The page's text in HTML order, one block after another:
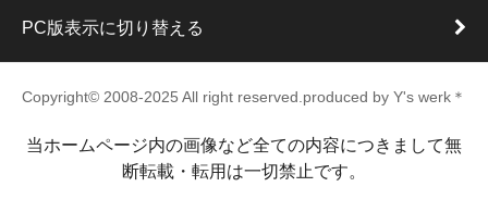
PC版表示に切り替える
Copyright© 2008-2025 All right reserved.produced by Y's werk＊
当ホームページ内の画像など全ての内容につきまして無
断転載・転用は一切禁止です。